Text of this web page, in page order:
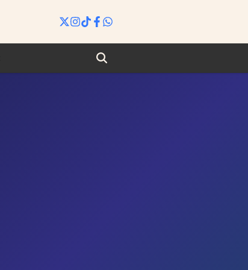
Search